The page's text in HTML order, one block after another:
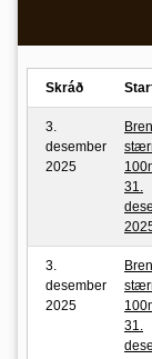
Skráð
3.
desember
2025
31.
3.
desember
2025
31.